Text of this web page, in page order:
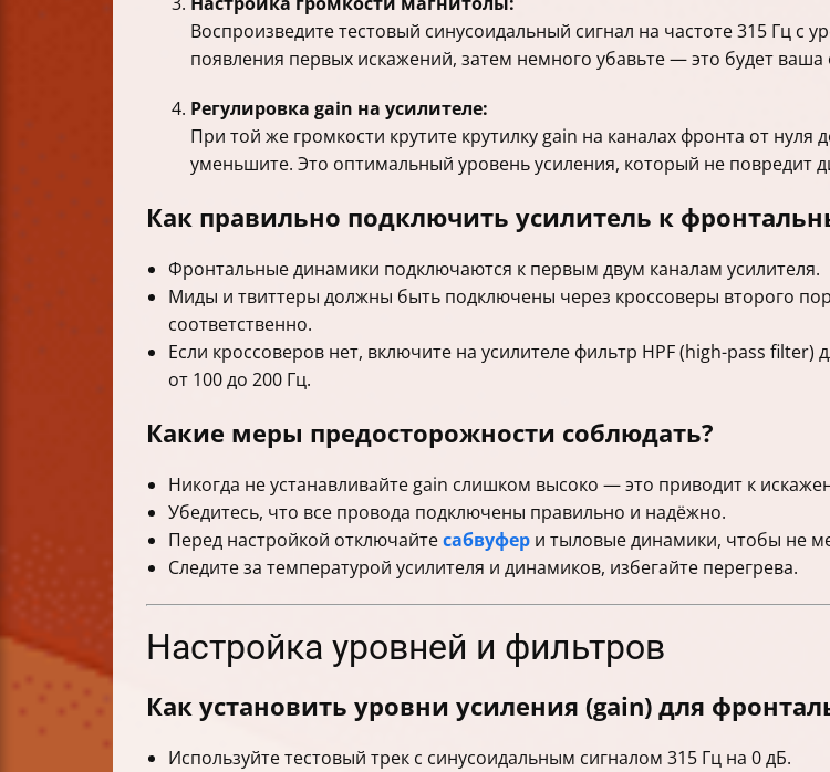
Воспроизведите тестовый синусоидальный сигнал на частоте 315 Гц с
появления первых искажений, затем немного убавьте — это будет ваша
Регулировка gain на усилителе:
При той же громкости крутите крутилку gain на каналах фронта от
уменьшите. Это оптимальный уровень усиления, который не повредит
Как правильно подключить усилитель к
Фронтальные динамики подключаются к первым двум каналам усилителя.
Миды и твиттеры должны быть подключены через кроссоверы второго
соответственно.
Если кроссоверов нет, включите на усилителе фильтр HPF (high-pass
от 100 до 200 Гц.
Какие меры предосторожности соблюдать?
Никогда не устанавливайте gain слишком высоко — это приводит к
Убедитесь, что все провода подключены правильно и надёжно.
Перед настройкой отключайтесабвуфер и тыловые динамики, чтобы не
Следите за температурой усилителя и динамиков, избегайте перегрева.
Настройка уровней и фильтров
Как установить уровни усиления (gain) для
Используйте тестовый трек с синусоидальным сигналом 315 Гц на 0 дБ.